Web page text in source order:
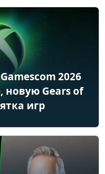
2026
новую Gears of
игр